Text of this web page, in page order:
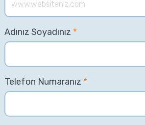
Adınız Soyadınız *
Telefon Numaranız *